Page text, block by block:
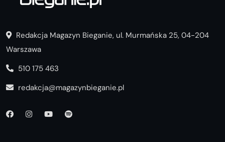
Redakcja Magazyn Bieganie, ul. Murmańska 25, 04-204
Warszawa
510 175 463
redakcja@magazynbieganie.pl